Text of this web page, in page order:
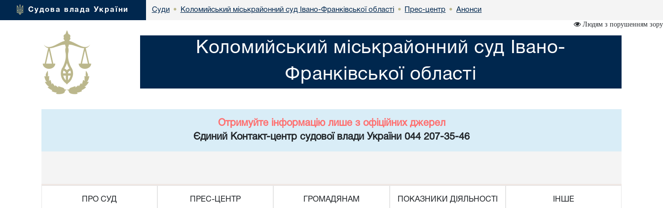
Судова влада України Суди • Коломийський міськрайонний суд Івано-Франківської області • Прес-центр • Анонси
Людям з порушенням зору
Коломийський міськрайонний суд Івано-
Франківської області
Отримуйте інформацію лише з офіційних джерел
Єдиний Контакт-центр судової влади України 044 207-35-46
ПРО СУД ПРЕС-ЦЕНТР ГРОМАДЯНАМ ПОКАЗНИКИ ДІЯЛЬНОСТІ ІНШЕ